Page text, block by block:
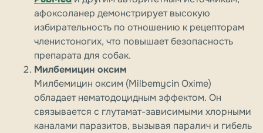
афоксоланер демонстрирует высокую
избирательность по отношению к рецепторам
членистоногих, что повышает безопасность
препарата для собак.
Милбемицин оксим
Милбемицин оксим (Milbemycin Oxime)
обладает нематодоцидным эффектом. Он
связывается с глутамат-зависимыми хлорными
каналами паразитов, вызывая паралич и гибель